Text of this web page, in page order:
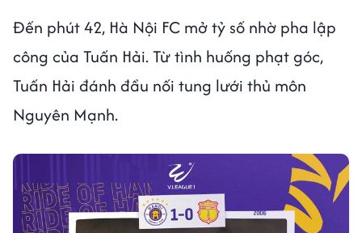
Đến phút 42, Hà Nội FC mở tỷ số nhờ pha lập
công của Tuấn Hải. Từ tình huống phạt góc,
Tuấn Hải đánh đầu nối tung lưới thủ môn
Nguyên Mạnh.